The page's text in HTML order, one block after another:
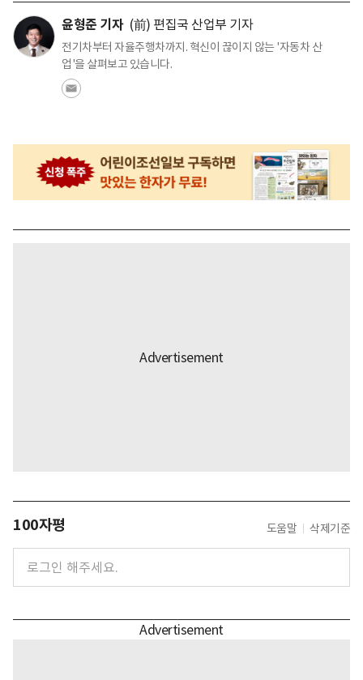
윤형준 기자 (前) 편집국 산업부 기자
전기차부터 자율주행차까지. 혁신이 끊이지 않는 '자동차 산
업'을 살펴보고 있습니다.
100자평 도움말 삭제기준